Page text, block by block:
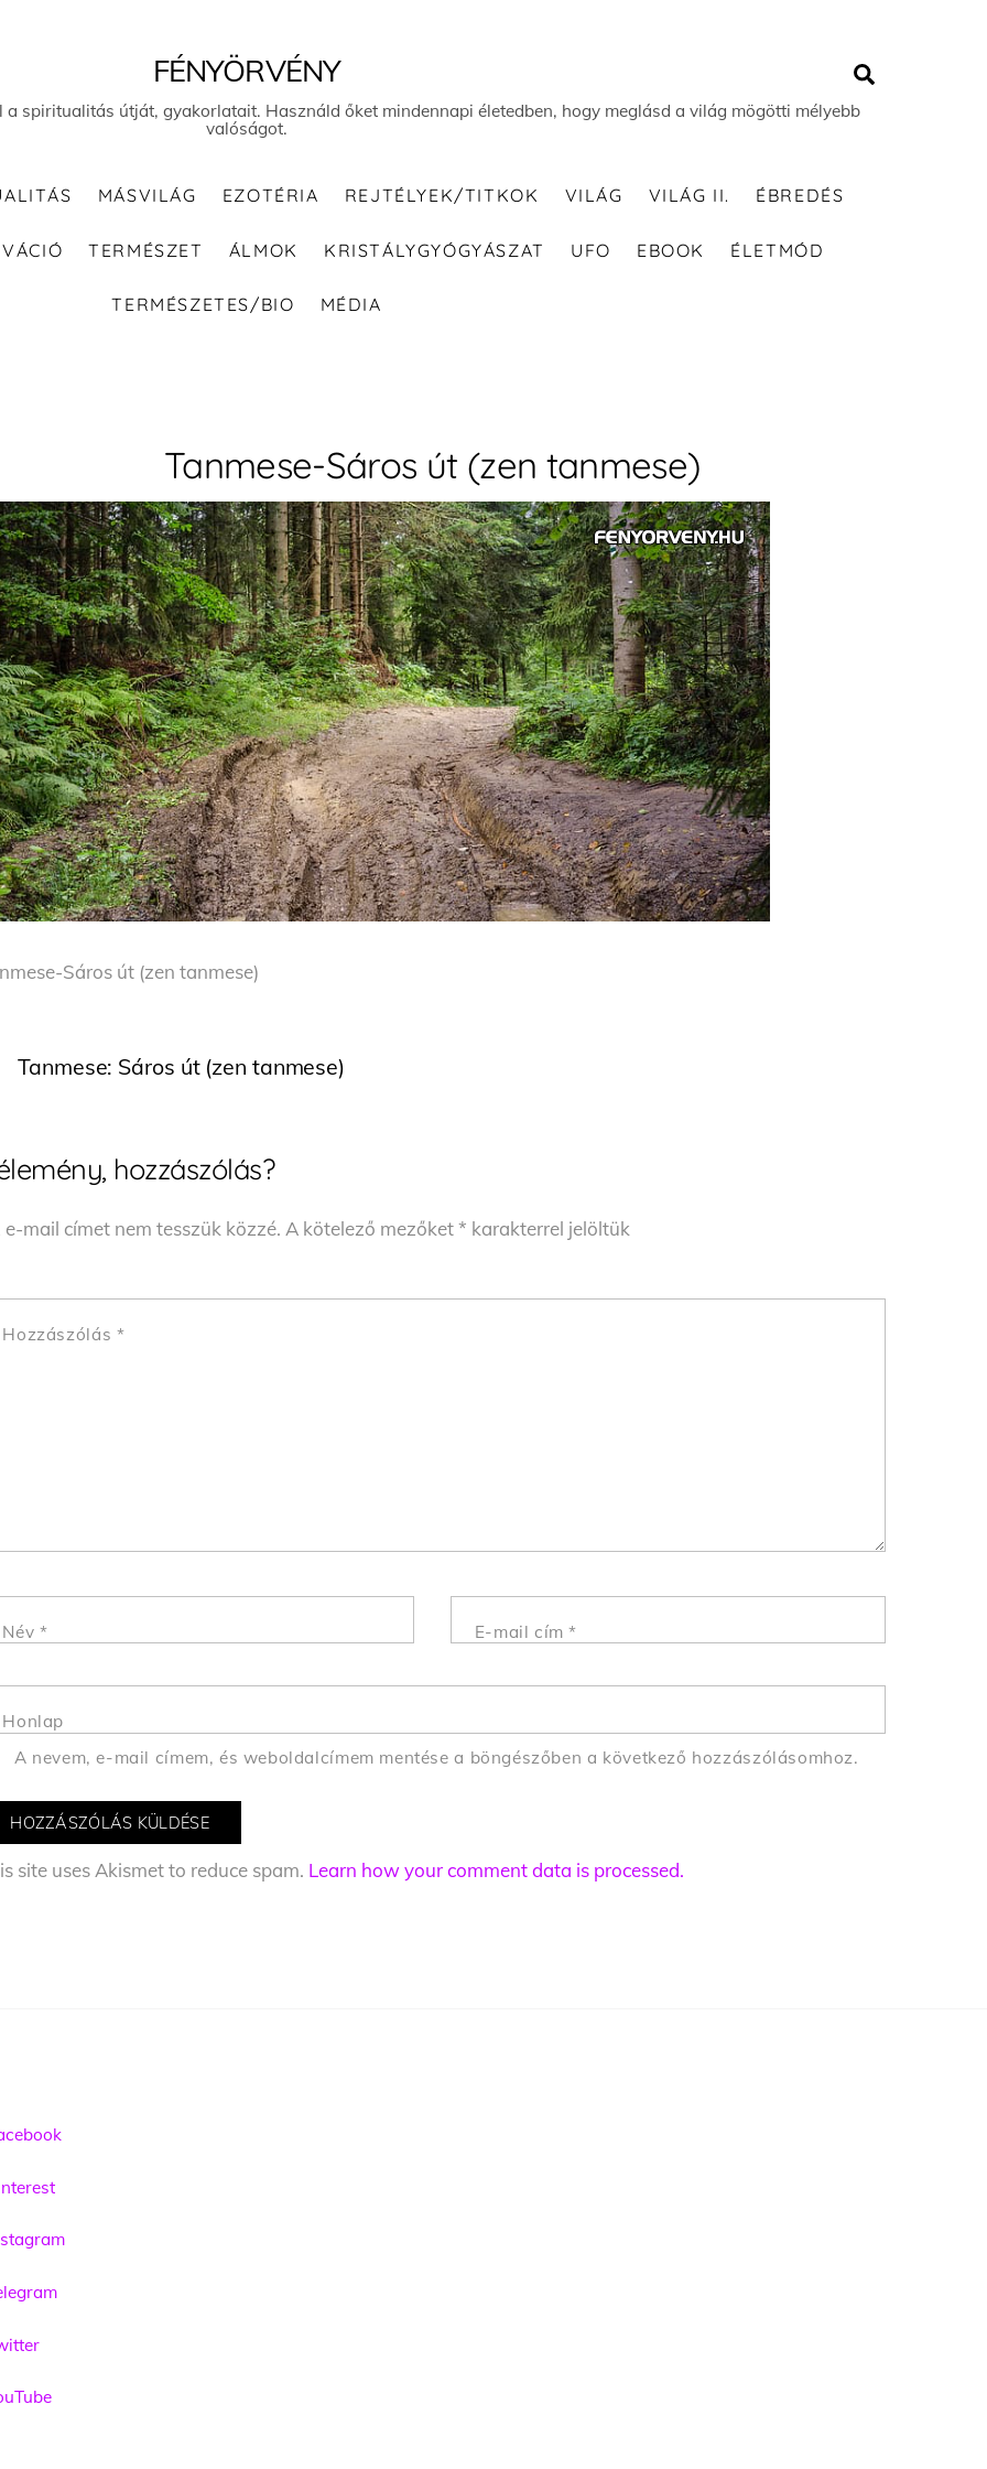
FÉNYÖRVÉNY
a spiritualitás útját, gyakorlatait. Használd őket mindennapi életedben, hogy meglásd a világ mögötti mélyebb
valóságot.
MÁSVILÁG EZOTÉRIA REJTÉLYEK/TITKOK VILÁG VILÁG II. ÉBREDÉS
TERMÉSZET ÁLMOK KRISTÁLYGYÓGYÁSZAT UFO EBOOK ÉLETMÓD
TERMÉSZETES/BIO MÉDIA
Tanmese-Sáros út (zen tanmese)
Sáros út (zen tanmese)
Tanmese: Sáros út (zen tanmese)
hozzászólás?
e-mail címet nem tesszük közzé. A kötelező mezőket* karakterrel jelöltük
Hozzászólás *
Név * E-mail cím*
Honlap
A nevem, e-mail címem, és weboldalcímem mentése a böngészőben a következő hozzászólásomhoz.
site uses Akismet to reduce spam. Learn how your comment data is processed.